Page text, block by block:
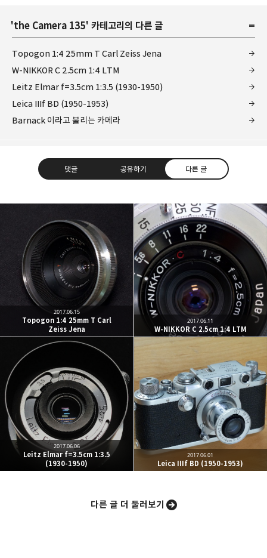
'the Camera 135' 카테고리의 다른 글
Topogon 1:4 25mm T Carl Zeiss Jena
W-NIKKOR C 2.5cm 1:4 LTM
Leitz Elmar f=3.5cm 1:3.5 (1930-1950)
Leica IIIf BD (1950-1953)
Barnack 이라고 불리는 카메라
댓글 공유하기 다른 글
Leica Sisyphus
One must imagine Sisyphus happy.
구독하기
카카오톡 라인 트위터
Topogon 1:4 25mm T Carl
Zeiss Jena
2017.06.15
W-NIKKOR C 2.5cm 1:4 LTM
2017.06.11
Leitz Elmar f=3.5cm 1:3.5
(1930-1950)
2017.06.06
Leica IIIf BD (1950-1953)
2017.06.01
다른 글 더 둘러보기